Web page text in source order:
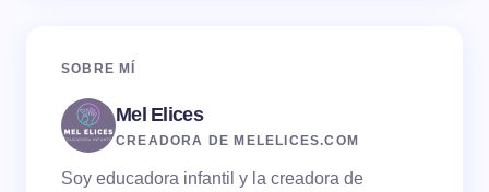
Email *
SOBRE MÍ
Mel Elices
CREADORA DE MELELICES.COM
Soy educadora infantil y la creadora de